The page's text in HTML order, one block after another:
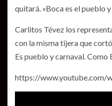
quitará. «Boca es el pueblo
Carlitos Tévez los
con la misma tijera que
Es pueblo y carnaval. Como
https://www.youtube.com/